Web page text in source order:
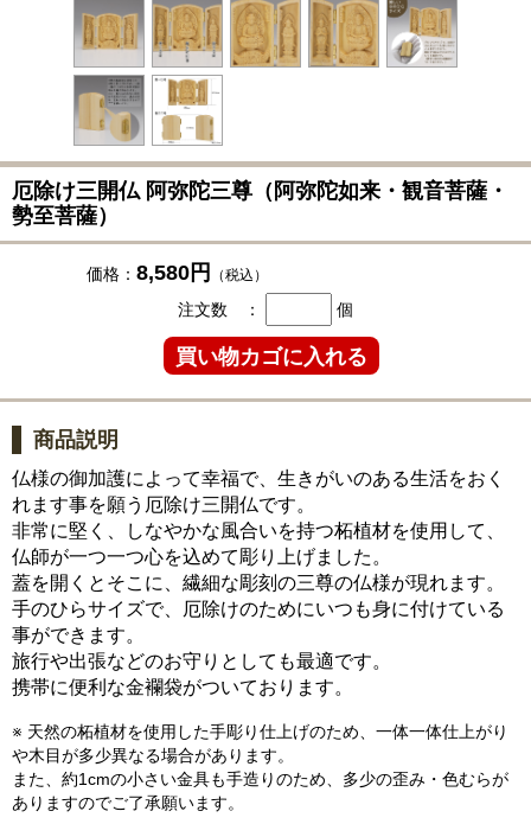
厄除け三開仏 阿弥陀三尊（阿弥陀如来・観音菩薩・
勢至菩薩）
価格： 8,580円 （税込）
注文数 ： 個
商品説明
仏様の御加護によって幸福で、生きがいのある生活をおく
れます事を願う厄除け三開仏です。
非常に堅く、しなやかな風合いを持つ柘植材を使用して、
仏師が一つ一つ心を込めて彫り上げました。
蓋を開くとそこに、繊細な彫刻の三尊の仏様が現れます。
手のひらサイズで、厄除けのためにいつも身に付けている
事ができます。
旅行や出張などのお守りとしても最適です。
携帯に便利な金襴袋がついております。
※ 天然の柘植材を使用した手彫り仕上げのため、一体一体仕上がり
や木目が多少異なる場合があります。
また、約1cmの小さい金具も手造りのため、多少の歪み・色むらが
ありますのでご了承願います。